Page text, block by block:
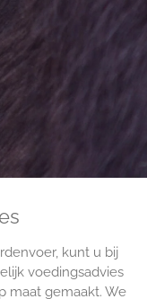
kunt u bij
voedingsadvies
maat gemaakt. We